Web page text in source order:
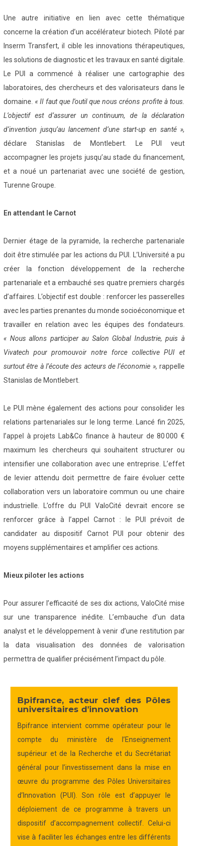
Une autre initiative en lien avec cette thématique
concerne la création d’un accélérateur biotech. Piloté par
Inserm Transfert, il cible les innovations thérapeutiques,
les solutions de diagnostic et les travaux en santé digitale.
Le PUI a commencé à réaliser une cartographie des
laboratoires, des chercheurs et des valorisateurs dans le
domaine.« Il faut que l’outil que nous créons profite à tous.
L’objectif est d’assurer un continuum, de la déclaration
d’invention jusqu’au lancement d’une start-up en santé »,
déclare Stanislas de Montlebert. Le PUI veut
accompagner les projets jusqu’au stade du financement,
et a noué un partenariat avec une société de gestion,
Turenne Groupe.
En attendant le Carnot
Dernier étage de la pyramide, la recherche partenariale
doit être stimulée par les actions du PUI. L’Université a pu
créer la fonction développement de la recherche
partenariale et a embauché ses quatre premiers chargés
d’affaires. L’objectif est double : renforcer les passerelles
avec les parties prenantes du monde socioéconomique et
travailler en relation avec les équipes des fondateurs.
« Nous allons participer au Salon Global Industrie, puis à
Vivatech pour promouvoir notre force collective PUI et
surtout être à l’écoute des acteurs de l’économie », rappelle
Stanislas de Montlebert.
Le PUI mène également des actions pour consolider les
relations partenariales sur le long terme. Lancé fin 2025,
l’appel à projets Lab&Co finance à hauteur de 80 000 €
maximum les chercheurs qui souhaitent structurer ou
intensifier une collaboration avec une entreprise. L’effet
de levier attendu doit permettre de faire évoluer cette
collaboration vers un laboratoire commun ou une chaire
industrielle. L’offre du PUI ValoCité devrait encore se
renforcer grâce à l’appel Carnot : le PUI prévoit de
candidater au dispositif Carnot PUI pour obtenir des
moyens supplémentaires et amplifier ces actions.
Mieux piloter les actions
Pour assurer l’efficacité de ses dix actions, ValoCité mise
sur une transparence inédite. L’embauche d’un data
analyst et le développement à venir d’une restitution par
la data visualisation des données de valorisation
permettra de qualifier précisément l’impact du pôle.
Bpifrance, acteur clef des Pôles
universitaires d’innovation
Bpifrance intervient comme opérateur pour le
compte du ministère de l’Enseignement
supérieur et de la Recherche et du Secrétariat
général pour l’investissement dans la mise en
œuvre du programme des Pôles Universitaires
d’Innovation (PUI). Son rôle est d’appuyer le
déploiement de ce programme à travers un
dispositif d’accompagnement collectif. Celui-ci
vise à faciliter les échanges entre les différents